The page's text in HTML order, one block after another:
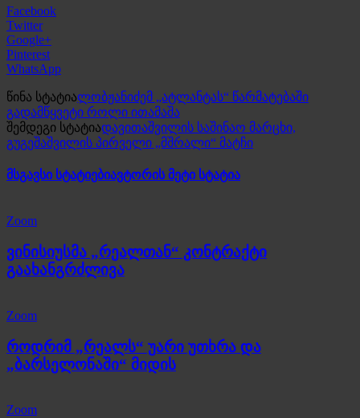
Facebook
Twitter
Google+
Pinterest
WhatsApp
წინა სტატიალობჟანიძემ „ატლანტას“ წარმატებაში
გადამწყვეტი როლი ითამაშა
შემდეგი სტატიადავითაშვილის საშინაო მარცხი,
გუგეშაშვილის პირველი „მშრალი“ მატჩი
მსგავსი სტატიებიავტორის მეტი სტატია
Zoom
ვინისიუსმა „რეალთან“ კონტრაქტი
გაახანგრძლივა
Zoom
როდრიმ „რეალს“ უარი უთხრა და
„ბარსელონაში“ მიდის
Zoom